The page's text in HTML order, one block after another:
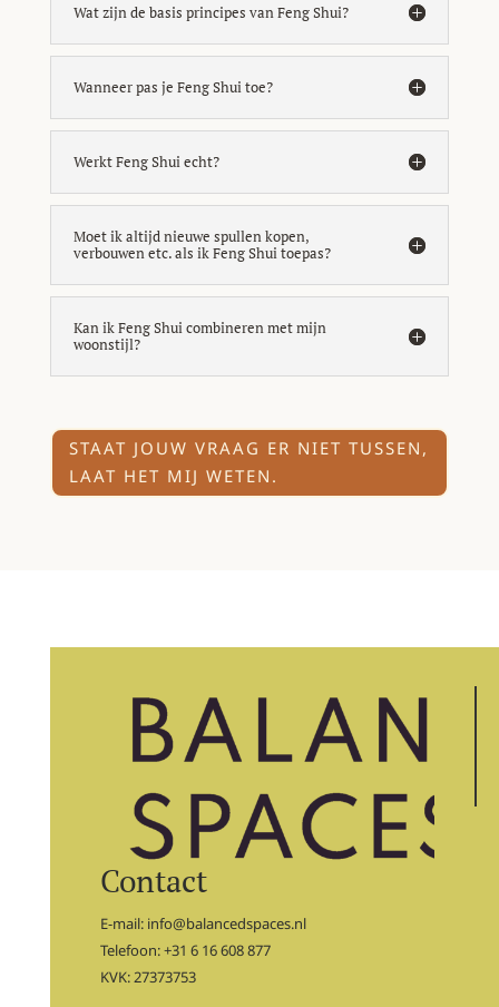
Wat zijn de basis principes van Feng Shui?
Wanneer pas je Feng Shui toe?
Werkt Feng Shui echt?
Moet ik altijd nieuwe spullen kopen,
verbouwen etc. als ik Feng Shui toepas?
Kan ik Feng Shui combineren met mijn
woonstijl?
STAAT JOUW VRAAG ER NIET TUSSEN,
LAAT HET MIJ WETEN.
Contact
E-mail: info@balancedspaces.nl
Telefoon: +31 6 16 608 877
KVK: 27373753